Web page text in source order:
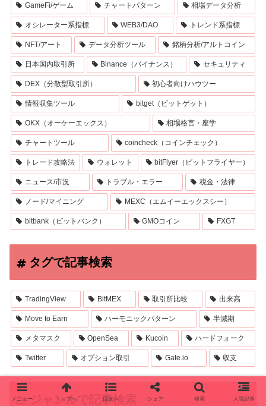
GameFi/ゲーム チャートパターン 相場データ分析
オシレーター系指標 WEB3/DAO トレンド系指標
NFT/アート データ分析ツール 銘柄分析/アルトコイン
日本国内取引所 Binance（バイナンス） セキュリティ
DEX（分散型取引所） 初心者向けハウツー
情報収集ツール bitget（ビットゲット）
OKX（オーケーエックス） 相場格言・座学
チャートツール coincheck（コインチェック）
トレード攻略法 ウォレット bitFlyer（ビットフライヤー）
ニュース/市況 トラブル・エラー 税金・法律
ノード/マイニング MEXC（エムイーエックスシー）
bitbank（ビットバンク） GMOコイン FXGT
タグで記事検索
TradingView BitMEX 取引所比較 出来高
Move to Earn ハーモニックパターン 半減期
メタマスク OpenSea Kucoin ハードフォーク
Twitter オプション取引 Gate.io 収支
ジャンルで記事検索
メニュー トップへ 目次へ シェア 検索 人気記事